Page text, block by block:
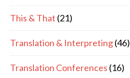
This & That (21)
Translation & Interpreting(46)
Translation Conferences (16)